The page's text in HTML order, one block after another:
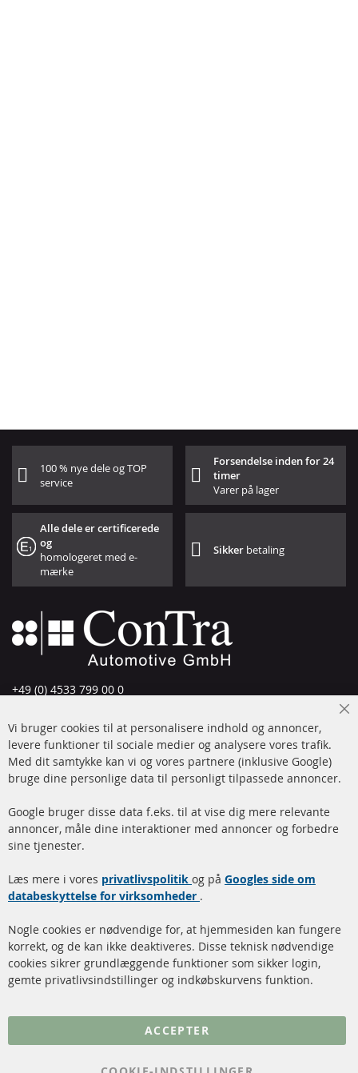
100 % nye dele og TOP
service
Forsendelse inden for 24
timer
Varer på lager
Alle dele er certificerede
og
homologeret med e-
mærke
Sikker betaling
+49 (0) 4533 799 00 0
info@contra-automotive.de
www.contra-automotive.de
Facebook
Instagram
Hurtige links
Dieselpartikelfilter (DPF)
rengøring
Katalysator (KAT)
Sensorer
FAQ
Kundeservice
Betalingsmetoder
Kontakt
Vi bruger cookies til at personalisere indhold og annoncer,
levere funktioner til sociale medier og analysere vores trafik.
Med dit samtykke kan vi og vores partnere (inklusive Google)
bruge dine personlige data til personligt tilpassede annoncer.
Google bruger disse data f.eks. til at vise dig mere relevante
annoncer, måle dine interaktioner med annoncer og forbedre
sine tjenester.
Læs mere i vores privatlivspolitik og på Googles side om
databeskyttelse for virksomheder .
Nogle cookies er nødvendige for, at hjemmesiden kan fungere
korrekt, og de kan ikke deaktiveres. Disse teknisk nødvendige
cookies sikrer grundlæggende funktioner som sikker login,
gemte privatlivsindstillinger og indkøbskurvens funktion.
ACCEPTER